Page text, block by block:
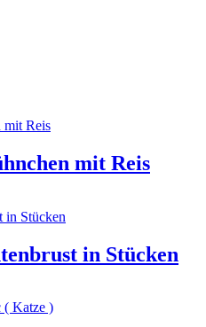
mit Reis
in Stücken